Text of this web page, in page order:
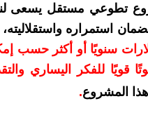
تطوعي مستقل يسعى
استمراره
بمبلغ 10 دولارات سنويًا أو
قويًا للفكر اليساري
المشروع.